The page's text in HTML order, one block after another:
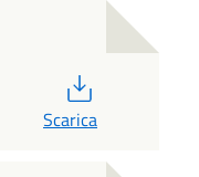
Scarica